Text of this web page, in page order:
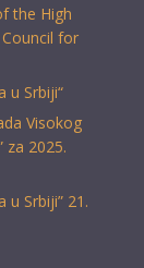
the High
for
u Srbiji“
Visokog
za 2025.
u Srbiji” 21.